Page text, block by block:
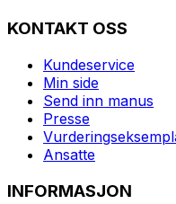
KONTAKT OSS
Kundeservice
Min side
Send inn manus
Presse
Ansatte
INFORMASJON